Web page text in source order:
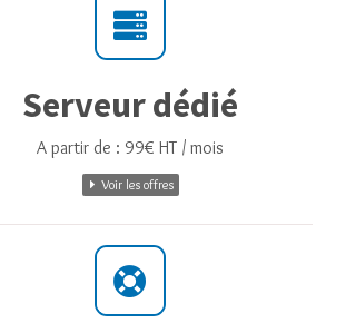
Serveur dédié
A partir de : 99€ HT / mois
Voir les offres